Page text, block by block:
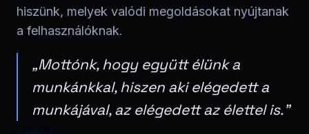
hiszünk, melyek valódi megoldásokat nyújtanak
a felhasználóknak.
„Mottónk, hogy együtt élünk a
munkánkkal, hiszen aki elégedett a
munkájával, az elégedett az élettel is."